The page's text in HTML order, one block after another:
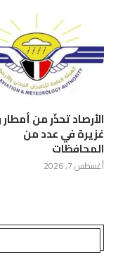
الأرصاد تحذّر من
غزيرة في عدد من
المحافظات
أغسطس 7, 2026